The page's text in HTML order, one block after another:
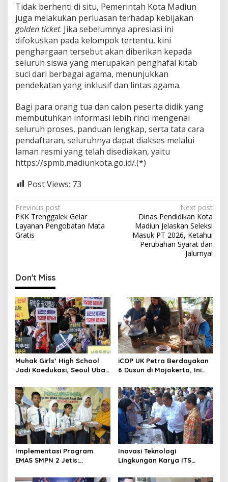
Tidak berhenti di situ, Pemerintah Kota Madiun
juga melakukan perluasan terhadap kebijakan
golden ticket. Jika sebelumnya apresiasi ini
difokuskan pada kelompok tertentu, kini
penghargaan tersebut akan diberikan kepada
seluruh siswa yang merupakan penghafal kitab
suci dari berbagai agama, menunjukkan
pendekatan yang inklusif dan lintas agama.
Bagi para orang tua dan calon peserta didik yang
membutuhkan informasi lebih rinci mengenai
seluruh proses, panduan lengkap, serta tata cara
pendaftaran, seluruhnya dapat diakses melalui
laman resmi yang telah disediakan, yaitu
https://spmb.madiunkota.go.id/.(*)
Post Views: 73
P
o
s
a
v
i
g
a
t
i
n
Previous post
PKK Trenggalek Gelar
Layanan Pengobatan Mata
Gratis
Next post
Dinas Pendidikan Kota
Madiun Jelaskan Seleksi
Masuk PT 2026, Ketahui
Perubahan Syarat dan
Jalurnya!
Don't Miss
Muhak Girls’ High School
Jadi Koedukasi, Seoul Ubah
iCOP UK Petra Berdayakan
6 Dusun di Mojokerto, Ini
Implementasi Program
EMAS SMPN 2 Jetis:
Pancasila
Inovasi Teknologi
Lingkungan Karya ITS